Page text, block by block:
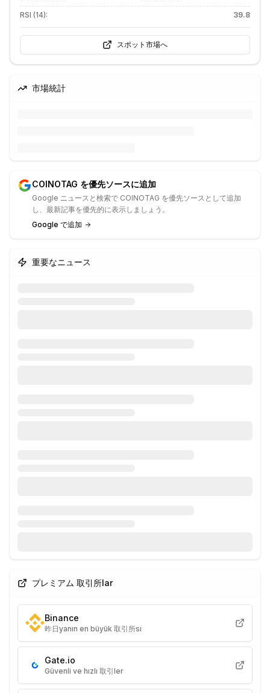
RSI (14): 39.8
スポット市場へ
市場統計
COINOTAG を優先ソースに追加
Google ニュースと検索で COINOTAG を優先ソースとして追加
し、最新記事を優先的に表示しましょう。
Google で追加
重要なニュース
プレミアム 取引所lar
Binance
昨日yanın en büyük 取引所sı
Gate.io
Güvenli ve hızlı 取引ler